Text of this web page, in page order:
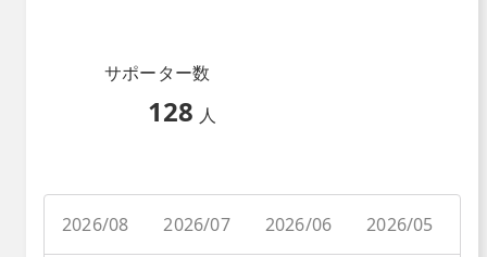
サポーター数
128 人
2026/08 2026/07 2026/06 2026/05